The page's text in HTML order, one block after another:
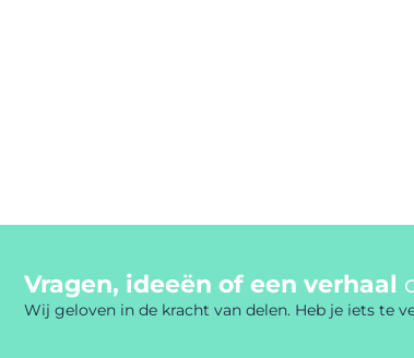
Vragen, ideeën of een verhaal
Wij geloven in de kracht van delen. Heb je iets te